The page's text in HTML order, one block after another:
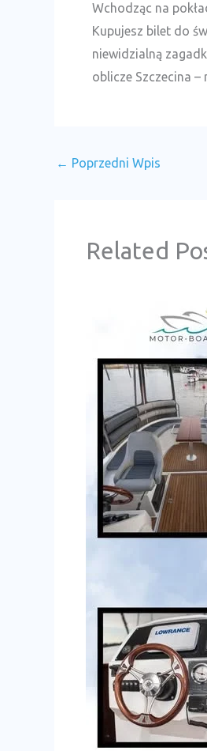
Wchodząc na
Kupujesz bilet do
niewidzialną
oblicze Szczecina
← Poprzedni Wpis
Related